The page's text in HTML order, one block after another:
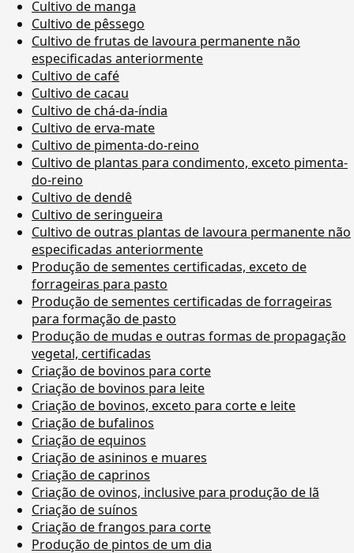
Cultivo de manga
Cultivo de pêssego
Cultivo de frutas de lavoura permanente não
especificadas anteriormente
Cultivo de café
Cultivo de cacau
Cultivo de chá-da-índia
Cultivo de erva-mate
Cultivo de pimenta-do-reino
Cultivo de plantas para condimento, exceto pimenta-
do-reino
Cultivo de dendê
Cultivo de seringueira
Cultivo de outras plantas de lavoura permanente não
especificadas anteriormente
Produção de sementes certificadas, exceto de
forrageiras para pasto
Produção de sementes certificadas de forrageiras
para formação de pasto
Produção de mudas e outras formas de propagação
vegetal, certificadas
Criação de bovinos para corte
Criação de bovinos para leite
Criação de bovinos, exceto para corte e leite
Criação de bufalinos
Criação de equinos
Criação de asininos e muares
Criação de caprinos
Criação de ovinos, inclusive para produção de lã
Criação de suínos
Criação de frangos para corte
Produção de pintos de um dia